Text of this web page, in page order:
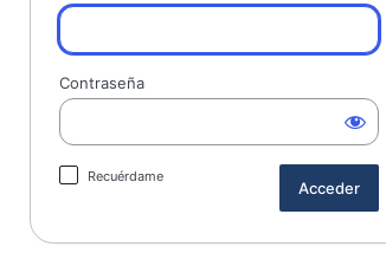
Contraseña
Recuérdame